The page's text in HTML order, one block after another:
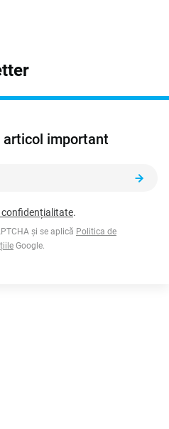
articol important
confidențialitate.
și se aplică Politica de
Google.